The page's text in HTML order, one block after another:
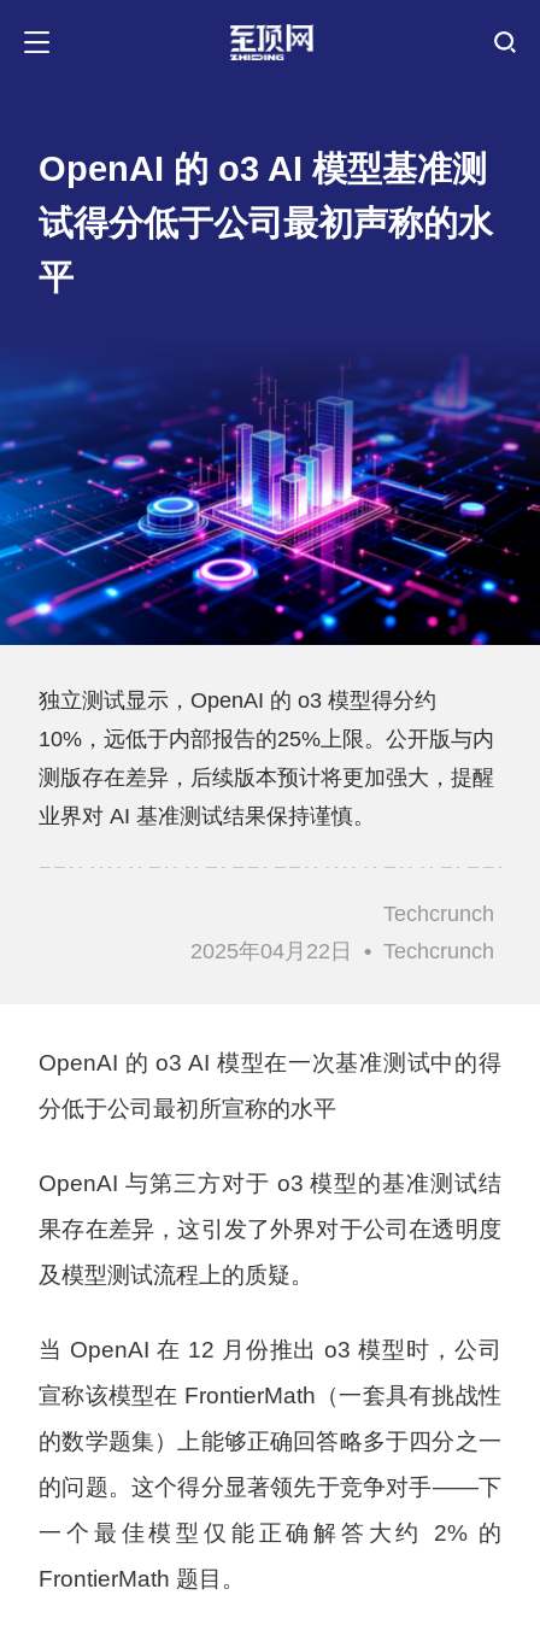
OpenAI 的 o3 AI 模型基准测
试得分低于公司最初声称的水
平
独立测试显示，OpenAI 的 o3 模型得分约
10%，远低于内部报告的25%上限。公开版与内
测版存在差异，后续版本预计将更加强大，提醒
业界对 AI 基准测试结果保持谨慎。
Techcrunch
2025年04月22日
• Techcrunch
OpenAI 的 o3 AI 模型在一次基准测试中的得
分低于公司最初所宣称的水平
OpenAI 与第三方对于 o3 模型的基准测试结
果存在差异，这引发了外界对于公司在透明度
及模型测试流程上的质疑。
当 OpenAI 在 12 月份推出 o3 模型时，公司
宣称该模型在 FrontierMath（一套具有挑战性
的数学题集）上能够正确回答略多于四分之一
的问题。这个得分显著领先于竞争对手——下
一个最佳模型仅能正确解答大约 2% 的
FrontierMath 题目。